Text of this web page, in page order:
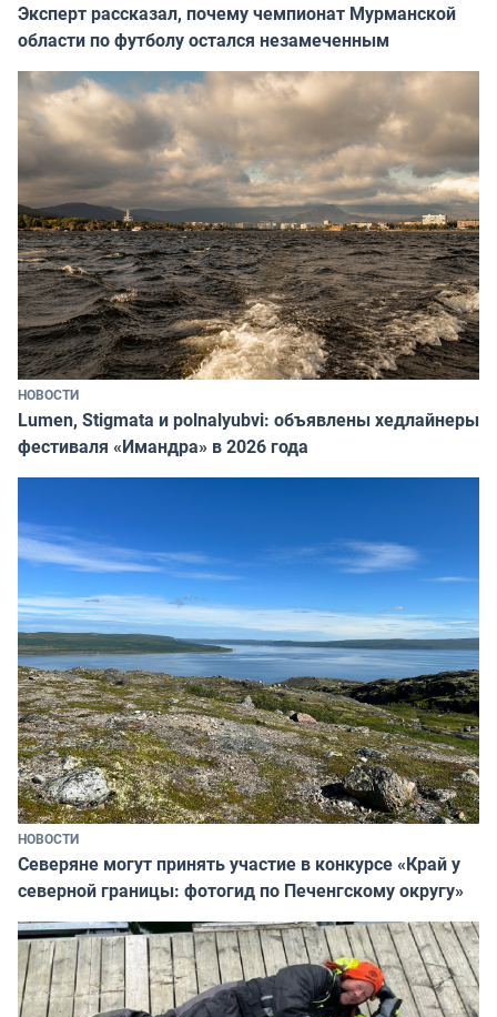
Эксперт рассказал, почему чемпионат Мурманской
области по футболу остался незамеченным
НОВОСТИ
Lumen, Stigmata и polnalyubvi: объявлены хедлайнеры
фестиваля «Имандра» в 2026 года
НОВОСТИ
Северяне могут принять участие в конкурсе «Край у
северной границы: фотогид по Печенгскому округу»